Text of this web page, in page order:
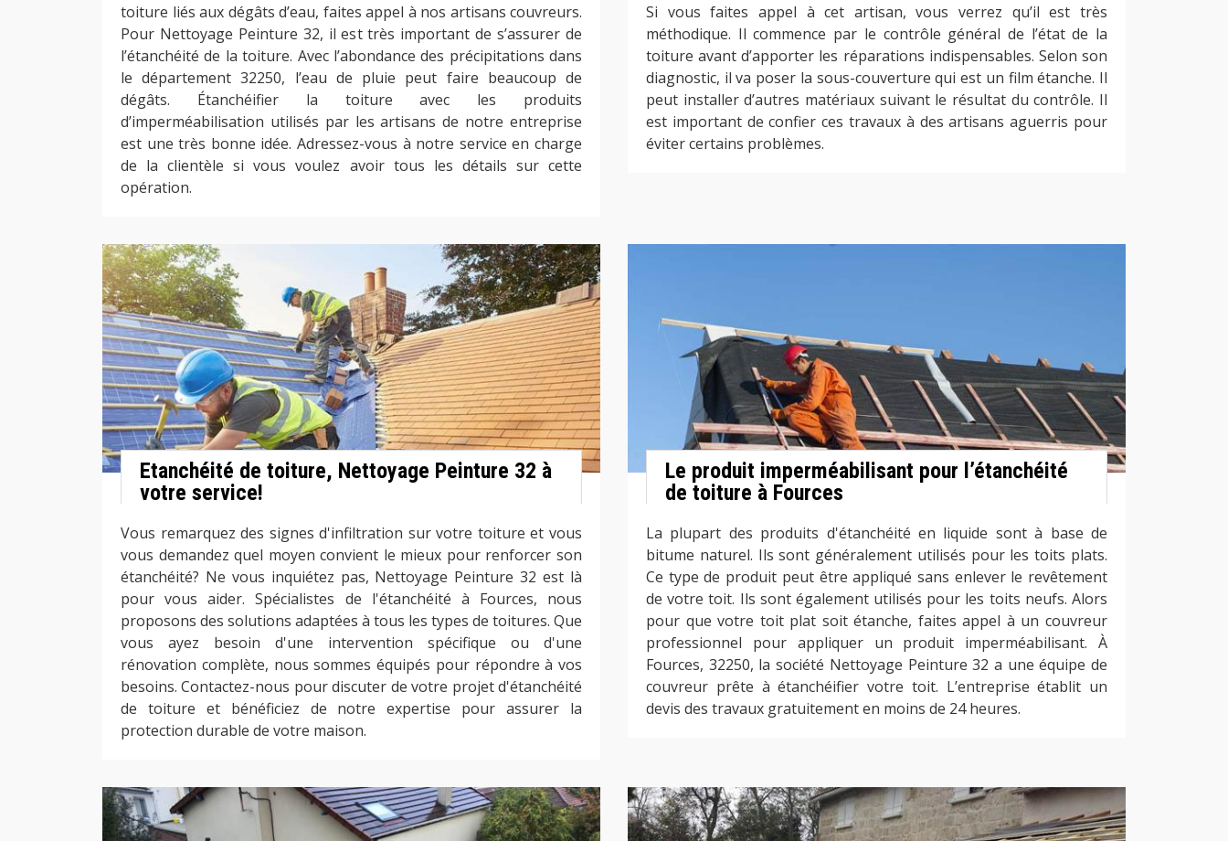
toiture liés aux dégâts d’eau, faites appel à nos artisans couvreurs.
Pour Nettoyage Peinture 32, il est très important de s’assurer de
l’étanchéité de la toiture. Avec l’abondance des précipitations dans
le département 32250, l’eau de pluie peut faire beaucoup de
dégâts. Étanchéifier la toiture avec les produits
d’imperméabilisation utilisés par les artisans de notre entreprise
est une très bonne idée. Adressez-vous à notre service en charge
de la clientèle si vous voulez avoir tous les détails sur cette
opération.
Si vous faites appel à cet artisan, vous verrez qu’il est très
méthodique. Il commence par le contrôle général de l’état de la
toiture avant d’apporter les réparations indispensables. Selon son
diagnostic, il va poser la sous-couverture qui est un film étanche. Il
peut installer d’autres matériaux suivant le résultat du contrôle. Il
est important de confier ces travaux à des artisans aguerris pour
éviter certains problèmes.
Etanchéité de toiture, Nettoyage Peinture 32 à
votre service!
Vous remarquez des signes d'infiltration sur votre toiture et vous
vous demandez quel moyen convient le mieux pour renforcer son
étanchéité? Ne vous inquiétez pas, Nettoyage Peinture 32 est là
pour vous aider. Spécialistes de l'étanchéité à Fources, nous
proposons des solutions adaptées à tous les types de toitures. Que
vous ayez besoin d'une intervention spécifique ou d'une
rénovation complète, nous sommes équipés pour répondre à vos
besoins. Contactez-nous pour discuter de votre projet d'étanchéité
de toiture et bénéficiez de notre expertise pour assurer la
protection durable de votre maison.
Le produit imperméabilisant pour l’étanchéité
de toiture à Fources
La plupart des produits d'étanchéité en liquide sont à base de
bitume naturel. Ils sont généralement utilisés pour les toits plats.
Ce type de produit peut être appliqué sans enlever le revêtement
de votre toit. Ils sont également utilisés pour les toits neufs. Alors
pour que votre toit plat soit étanche, faites appel à un couvreur
professionnel pour appliquer un produit imperméabilisant. À
Fources, 32250, la société Nettoyage Peinture 32 a une équipe de
couvreur prête à étanchéifier votre toit. L’entreprise établit un
devis des travaux gratuitement en moins de 24 heures.